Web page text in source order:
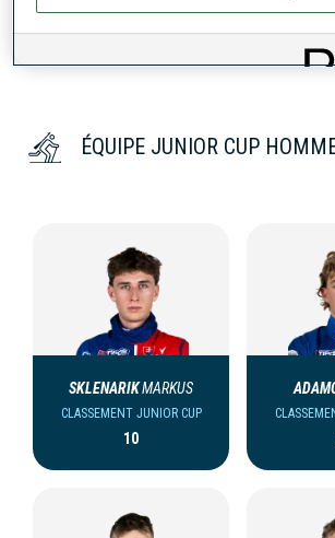
ÉQUIPE JUNIOR CUP
SKLENARIKMARKUS
CLASSEMENT JUNIOR CUP
10